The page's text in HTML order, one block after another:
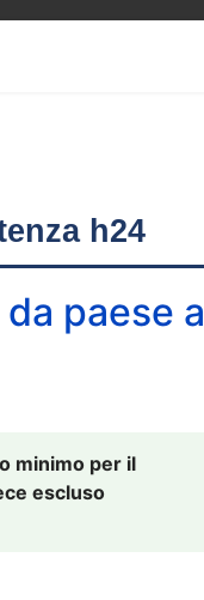
h24
paese a
minimo per il
escluso